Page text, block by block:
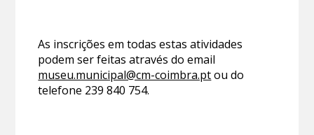
As inscrições em todas estas atividades
podem ser feitas através do email
museu.municipal@cm-coimbra.ptou do
telefone 239 840 754.